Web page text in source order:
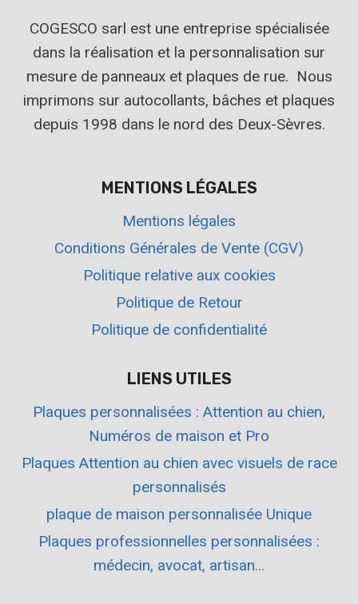
COGESCO sarl est une entreprise spécialisée
dans la réalisation et la personnalisation sur
mesure de panneaux et plaques de rue. Nous
imprimons sur autocollants, bâches et plaques
depuis 1998 dans le nord des Deux-Sèvres.
MENTIONS LÉGALES
Mentions légales
Conditions Générales de Vente (CGV)
Politique relative aux cookies
Politique de Retour
Politique de confidentialité
LIENS UTILES
Plaques personnalisées : Attention au chien,
Numéros de maison et Pro
Plaques Attention au chien avec visuels de race
personnalisés
plaque de maison personnalisée Unique
Plaques professionnelles personnalisées :
médecin, avocat, artisan…